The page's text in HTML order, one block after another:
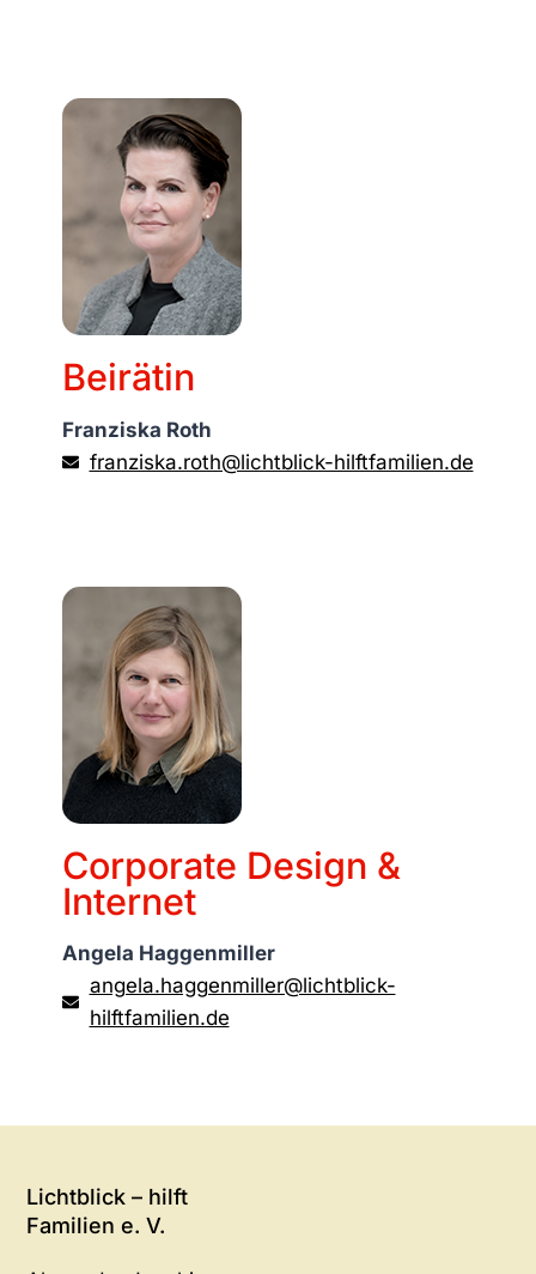
Beirätin
Franziska Roth
franziska.roth@lichtblick-hilftfamilien.de
Corporate Design &
Internet
Angela Haggenmiller
angela.haggenmiller@lichtblick-
hilftfamilien.de
Lichtblick – hilft
Familien e. V.